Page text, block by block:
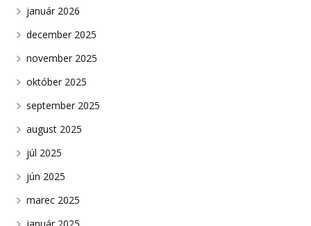
január 2026
december 2025
november 2025
október 2025
september 2025
august 2025
júl 2025
jún 2025
marec 2025
január 2025